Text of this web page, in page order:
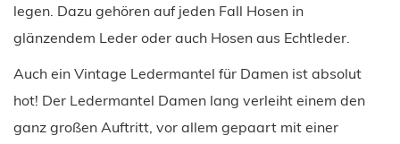
legen. Dazu gehören auf jeden Fall Hosen in
glänzendem Leder oder auch Hosen aus Echtleder.
Auch ein Vintage Ledermantel für Damen ist absolut
hot! Der Ledermantel Damen lang verleiht einem den
ganz großen Auftritt, vor allem gepaart mit einer